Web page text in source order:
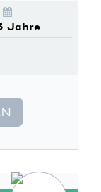
Jahre